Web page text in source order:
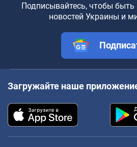
Подписывайтесь, чтобы быть
новостей Украины и
Загружайте наше